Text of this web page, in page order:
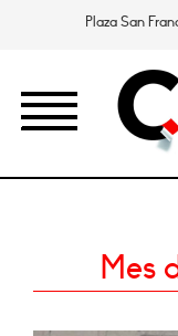
Plaza San
Mes